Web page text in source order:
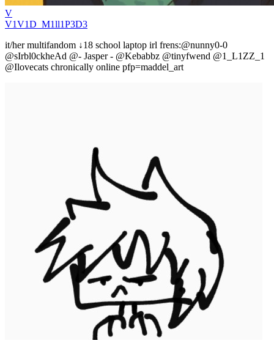
V
V1V1D_M1ll1P3D3
it/her multifandom ↓18 school laptop irl frens:@nunny0-0
@sIrbl0ckheAd @- Jasper - @Kebabbz @tinyfwend @1_L1ZZ_1
@Ilovecats chronically online pfp=maddel_art